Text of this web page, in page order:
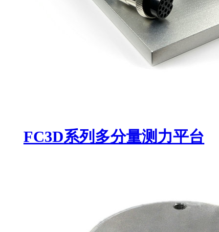
FC3D系列多分量测力平台